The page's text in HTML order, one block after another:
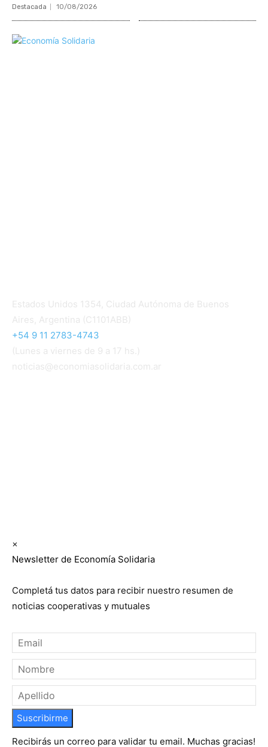
Destacada 10/08/2026
Estados Unidos 1354, Ciudad Autónoma de Buenos
Aires, Argentina (C1101ABB)
+54 9 11 2783-4743
(Lunes a viernes de 9 a 17 hs.)
noticias@economiasolidaria.com.ar
×
Newsletter de Economía Solidaria
Completá tus datos para recibir nuestro resumen de
noticias cooperativas y mutuales
Suscribirme
Recibirás un correo para validar tu email. Muchas gracias!